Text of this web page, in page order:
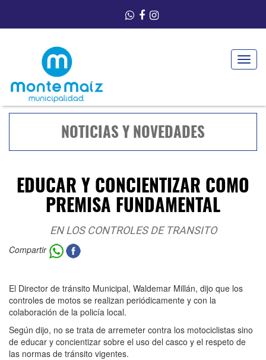
Toggle
NOTICIAS Y NOVEDADES
EDUCAR Y CONCIENTIZAR COMO
PREMISA FUNDAMENTAL
EN LOS CONTROLES DE TRANSITO
Compartir
El Director de tránsito Municipal, Waldemar Millán, dijo que los
controles de motos se realizan periódicamente y con la
colaboración de la policía local.
Según dijo, no se trata de arremeter contra los motociclistas sino
de educar y concientizar sobre el uso del casco y el respeto de
las normas de tránsito vigentes.